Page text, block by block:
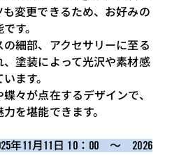
変更できるため、お好みの
す。
細部、アクセサリーに至る
、塗装によって光沢や素材感
ます。
々が点在するデザインで、
を堪能できます。
年11月11日 10：00 ～ 2026